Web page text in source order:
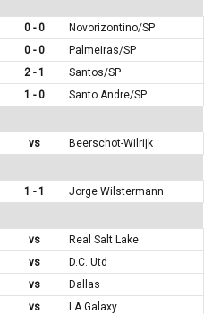
0 - 0
Novorizontino/SP
0 - 0
Palmeiras/SP
2 - 1
Santos/SP
1 - 0
Santo Andre/SP
vs
Beerschot-Wilrijk
1 - 1
Jorge Wilstermann
vs
Real Salt Lake
vs
D.C. Utd
vs
Dallas
vs
LA Galaxy